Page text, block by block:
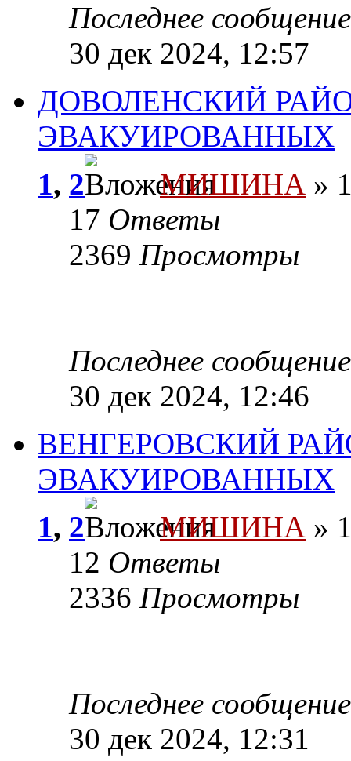
Последнее
30 дек 2024, 12:57
ДОВОЛЕНСКИЙ
ЭВАКУИРОВАННЫХ
1, 2 МИШИНА »
17 Ответы
2369 Просмотры
Последнее
30 дек 2024, 12:46
ВЕНГЕРОВСКИЙ
ЭВАКУИРОВАННЫХ
1, 2 МИШИНА »
12 Ответы
2336 Просмотры
Последнее
30 дек 2024, 12:31